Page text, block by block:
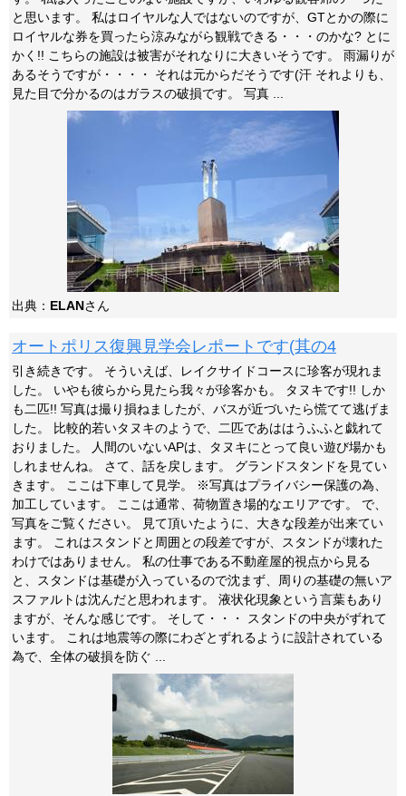
と思います。 私はロイヤルな人ではないのですが、GTとかの際に
ロイヤルな券を買ったら涼みながら観戦できる・・・のかな? とに
かく!! こちらの施設は被害がそれなりに大きいそうです。 雨漏りが
あるそうですが・・・・ それは元からだそうです(汗 それよりも、
見た目で分かるのはガラスの破損です。 写真 ...
出典： ELANさん
オートポリス復興見学会レポートです(其の4
引き続きです。 そういえば、レイクサイドコースに珍客が現れま
した。 いやも彼らから見たら我々が珍客かも。 タヌキです!! しか
も二匹!! 写真は撮り損ねましたが、バスが近づいたら慌てて逃げま
した。 比較的若いタヌキのようで、二匹であははうふふと戯れて
おりました。 人間のいないAPは、タヌキにとって良い遊び場かも
しれませんね。 さて、話を戻します。 グランドスタンドを見てい
きます。 ここは下車して見学。 ※写真はプライバシー保護の為、
加工しています。 ここは通常、荷物置き場的なエリアです。 で、
写真をご覧ください。 見て頂いたように、大きな段差が出来てい
ます。 これはスタンドと周囲との段差ですが、スタンドが壊れた
わけではありません。 私の仕事である不動産屋的視点から見る
と、スタンドは基礎が入っているので沈まず、周りの基礎の無いア
スファルトは沈んだと思われます。 液状化現象という言葉もあり
ますが、そんな感じです。 そして・・・ スタンドの中央がずれて
います。 これは地震等の際にわざとずれるように設計されている
為で、全体の破損を防ぐ ...